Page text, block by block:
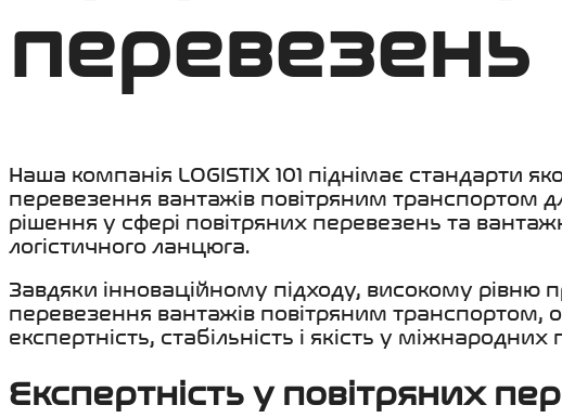
перевезень
Наша компанія LOGISTIX 101 піднімає стандарти
перевезення вантажів повітряним транспортом
рішення у сфері повітряних перевезень та
логістичного ланцюга.
Завдяки інноваційному підходу, високому рівню
перевезення вантажів повітряним транспортом,
експертність, стабільність і якість у
Експертність у повітряних